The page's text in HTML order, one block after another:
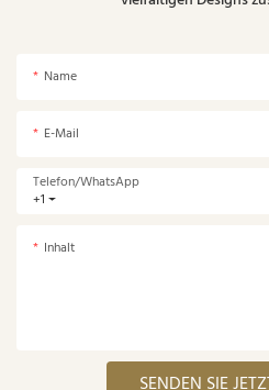
Name
E-Mail
+1
Telefon/WhatsApp
Inhalt
SENDEN SIE